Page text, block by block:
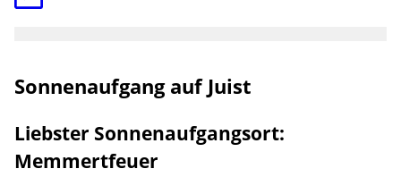
Lade
Sonnenaufgang auf Juist
Liebster Sonnenaufgangsort:
Memmertfeuer